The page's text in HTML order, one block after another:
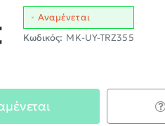
Αναμένεται
Κωδικός: MK-UY-TRZ355